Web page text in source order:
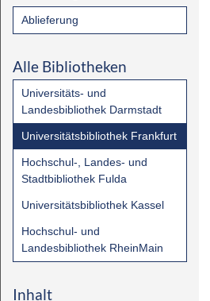
Ablieferung
Alle Bibliotheken
Universitäts- und
Landesbibliothek Darmstadt
Universitätsbibliothek Frankfurt
Hochschul-, Landes- und
Stadtbibliothek Fulda
Universitätsbibliothek Kassel
Hochschul- und
Landesbibliothek RheinMain
Inhalt